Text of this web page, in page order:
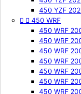
450 YZF
  450 WRF
450 WRF
450 WRF
450 WRF
450 WRF
450 WRF
450 WRF
450 WRF
250